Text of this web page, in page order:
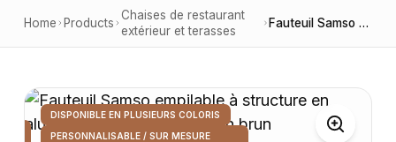
Home Products
Chaises de restaurant
extérieur et terasses
Fauteuil Samso empilable à structure en aluminium et assise en Teslin brun
DISPONIBLE EN PLUSIEURS COLORIS
PERSONNALISABLE / SUR MESURE